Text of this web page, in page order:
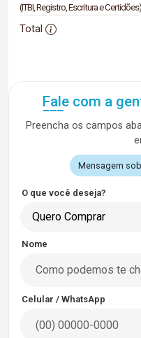
(ITBI, Registro, Escritura e Certidões)
Total
Fale com a
Preencha os campos
Mensagem
O que você deseja?
Quero Comprar
Nome
Celular / WhatsApp